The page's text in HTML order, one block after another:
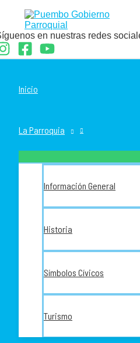
en nuestras redes
Inicio
La Parroquia
Información General
Historia
Símbolos Cívicos
Turismo